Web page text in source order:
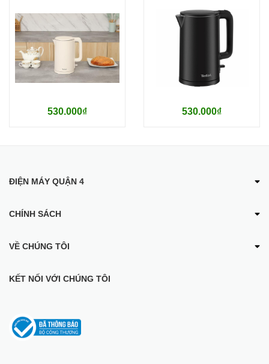
Chất liệu ruột bình:
Inox cao cấp 304
Chất liệu vỏ bình:
Hãng không công bố
Đế tiếp điện:
Nhật Bản
Năm ra mắt:
Tự ngắt khi nước sôi và khi cạn nước
530.000₫ 530.000₫
ĐIỆN MÁY QUẬN 4
CHÍNH SÁCH
VỀ CHÚNG TÔI
KẾT NỐI VỚI CHÚNG TÔI